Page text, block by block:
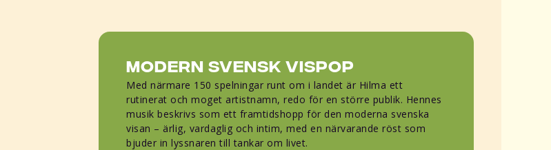
Modern Svensk Vispop
Med närmare 150 spelningar runt om i landet är Hilma ett
rutinerat och moget artistnamn, redo för en större publik. Hennes
musik beskrivs som ett framtidshopp för den moderna svenska
visan – ärlig, vardaglig och intim, med en närvarande röst som
bjuder in lyssnaren till tankar om livet.